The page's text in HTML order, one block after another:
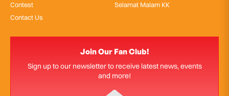
Contest
Contact Us
Selamat Malam KK
Join Our Fan Club!
Sign up to our newsletter to receive latest news, events
and more!